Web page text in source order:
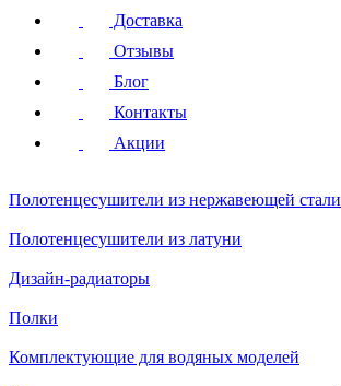
Доставка
Отзывы
Блог
Контакты
Акции
Полотенцесушители из нержавеющей стали
Полотенцесушители из латуни
Дизайн-радиаторы
Полки
Комплектующие для водяных моделей